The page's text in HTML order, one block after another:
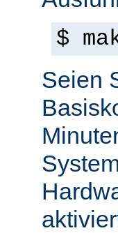
$
Seien